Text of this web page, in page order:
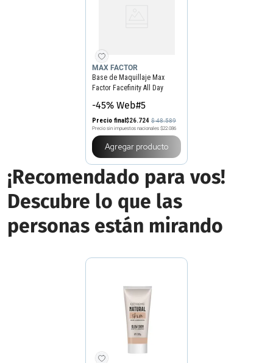
MAX FACTOR
Base de Maquillaje Max
Factor Facefinity All Day
-45% Web#5
Precio final$26.724 $48.589
Precio sin impuestos nacionales $22.086
Agregar producto
¡Recomendado para vos!
Descubre lo que las
personas están mirando